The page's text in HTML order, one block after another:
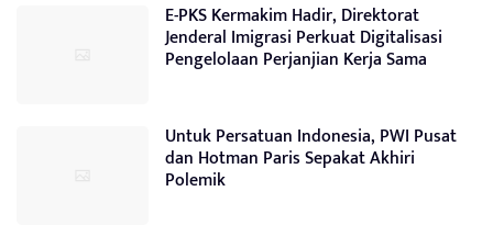
E-PKS Kermakim Hadir, Direktorat
Jenderal Imigrasi Perkuat Digitalisasi
Pengelolaan Perjanjian Kerja Sama
Untuk Persatuan Indonesia, PWI Pusat
dan Hotman Paris Sepakat Akhiri
Polemik